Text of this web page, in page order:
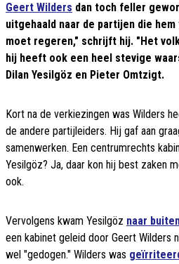
Geert Wilders dan toch feller
uitgehaald naar de partijen die
moet regeren," schrijft hij. "Het
hij heeft ook een heel stevige
Dilan Yesilgöz en Pieter Omtzigt.
Kort na de verkiezingen was Wilders
de andere partijleiders. Hij gaf aan
samenwerken. Een centrumrechts
Yesilgöz? Ja, daar kon hij best zaken
ook.
Vervolgens kwam Yesilgöz naar
een kabinet geleid door Geert Wilders
wel "gedogen." Wilders was